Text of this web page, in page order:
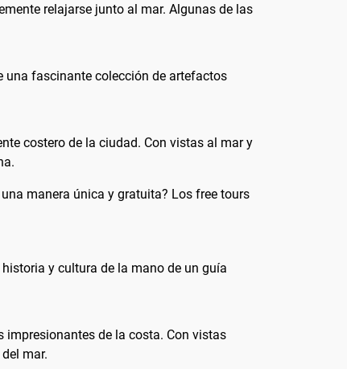
relajarse junto al mar. Algunas de las
una fascinante colección de artefactos
costero de la ciudad. Con vistas al mar y
manera única y gratuita? Los free tours
y cultura de la mano de un guía
impresionantes de la costa. Con vistas
mar.